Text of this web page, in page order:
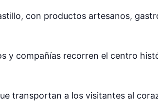
con productos artesanos,
y compañías recorren el centro
transportan a los visitantes al